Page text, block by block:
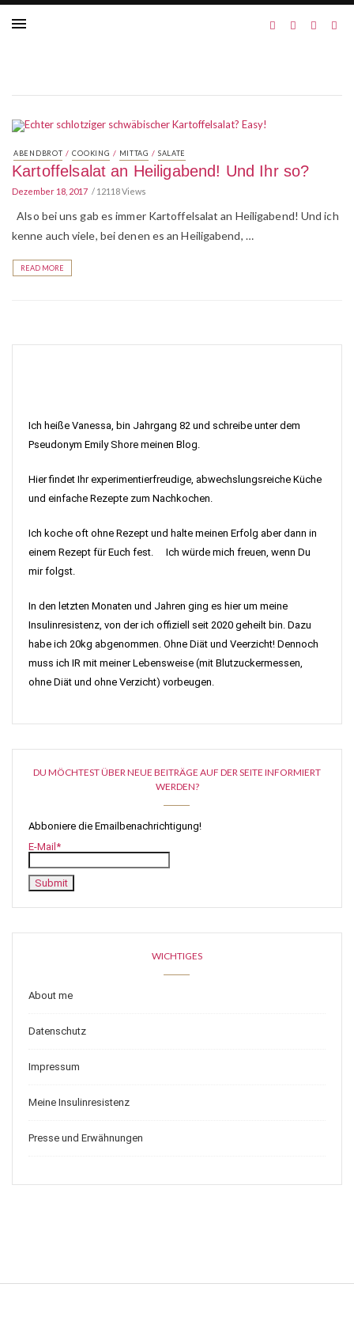
ABENDBROT / COOKING / MITTAG / SALATE
Kartoffelsalat an Heiligabend! Und Ihr so?
Dezember 18, 2017 12118 Views
Also bei uns gab es immer Kartoffelsalat an Heiligabend! Und ich
kenne auch viele, bei denen es an Heiligabend, …
READ MORE
Ich heiße Vanessa, bin Jahrgang 82 und schreibe unter dem
Pseudonym Emily Shore meinen Blog.
Hier findet Ihr experimentierfreudige, abwechslungsreiche Küche
und einfache Rezepte zum Nachkochen.
Ich koche oft ohne Rezept und halte meinen Erfolg aber dann in
einem Rezept für Euch fest. Ich würde mich freuen, wenn Du
mir folgst.
In den letzten Monaten und Jahren ging es hier um meine
Insulinresistenz, von der ich offiziell seit 2020 geheilt bin. Dazu
habe ich 20kg abgenommen. Ohne Diät und Veerzicht! Dennoch
muss ich IR mit meiner Lebensweise (mit Blutzuckermessen,
ohne Diät und ohne Verzicht) vorbeugen.
DU MÖCHTEST ÜBER NEUE BEITRÄGE AUF DER SEITE INFORMIERT
WERDEN?
Abboniere die Emailbenachrichtigung!
E-Mail*
WICHTIGES
About me
Datenschutz
Impressum
Meine Insulinresistenz
Presse und Erwähnungen